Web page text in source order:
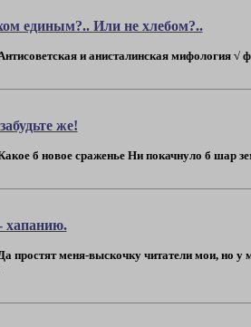
единым?.. Или не хлебом?..
и анисталинская мифология √
же!
б новое сраженье Ни покачнуло б шар
хапанию.
простят меня-выскочку читатели мои, но